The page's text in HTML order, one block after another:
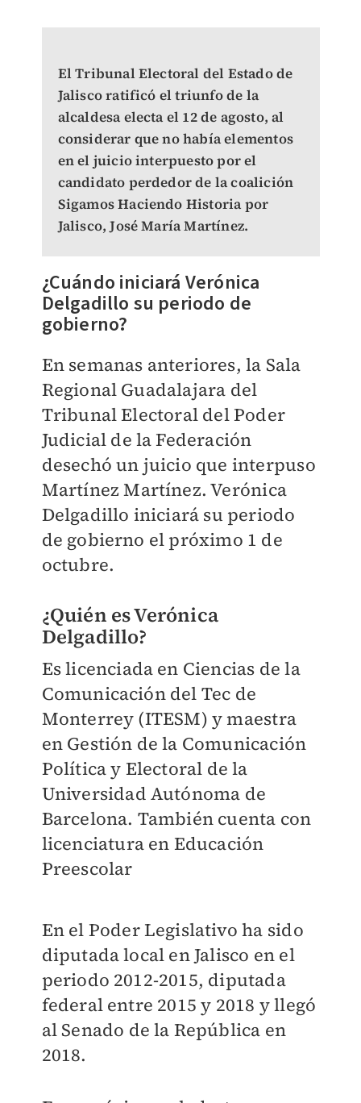
El Tribunal Electoral del Estado de
Jalisco ratificó el triunfo de la
alcaldesa electa el 12 de agosto, al
considerar que no había elementos
en el juicio interpuesto por el
candidato perdedor de la coalición
Sigamos Haciendo Historia por
Jalisco, José María Martínez.
¿Cuándo iniciará Verónica
Delgadillo su periodo de
gobierno?
En semanas anteriores, la Sala
Regional Guadalajara del
Tribunal Electoral del Poder
Judicial de la Federación
desechó un juicio que interpuso
Martínez Martínez. Verónica
Delgadillo iniciará su periodo
de gobierno el próximo 1 de
octubre.
¿Quién es Verónica
Delgadillo?
Es licenciada en Ciencias de la
Comunicación del Tec de
Monterrey (ITESM) y maestra
en Gestión de la Comunicación
Política y Electoral de la
Universidad Autónoma de
Barcelona. También cuenta con
licenciatura en Educación
Preescolar
En el Poder Legislativo ha sido
diputada local en Jalisco en el
periodo 2012-2015, diputada
federal entre 2015 y 2018 y llegó
al Senado de la República en
2018.